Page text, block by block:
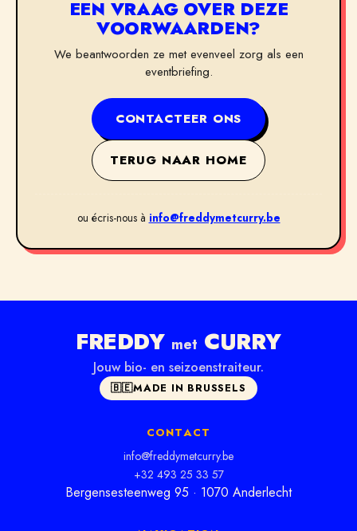
EEN VRAAG OVER DEZE
VOORWAARDEN?
We beantwoorden ze met evenveel zorg als een
eventbriefing.
CONTACTEER ONS
TERUG NAAR HOME
ou écris-nous à info@freddymetcurry.be
FREDDY met CURRY
Jouw bio- en seizoenstraiteur.
🇧🇪MADE IN BRUSSELS
CONTACT
info@freddymetcurry.be
+32 493 25 33 57
Bergensesteenweg 95 · 1070 Anderlecht